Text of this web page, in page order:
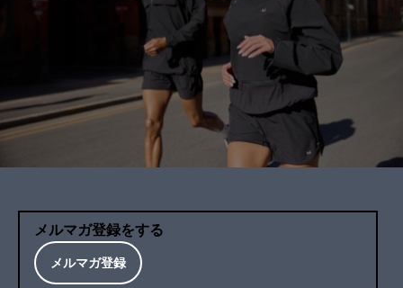
メルマガ登録をする
メルマガ登録